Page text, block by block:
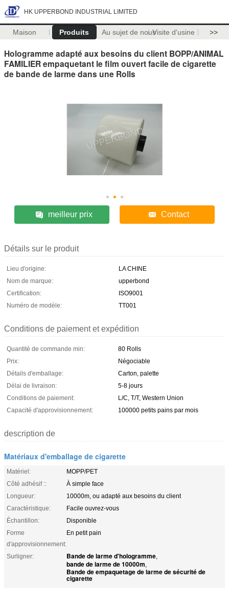
HK UPPERBOND INDUSTRIAL LIMITED
Maison Produits Au sujet de nousVisite d'usine >>
Hologramme adapté aux besoins du client BOPP/ANIMAL
FAMILIER empaquetant le film ouvert facile de cigarette
de bande de larme dans une Rolls
meilleur prix Contact
Détails sur le produit
Lieu d'origine:
LA CHINE
Nom de marque:
upperbond
Certification:
ISO9001
Numéro de modèle:
TT001
Conditions de paiement et expédition
Quantité de commande min:
80 Rolls
Prix:
Négociable
Détails d'emballage:
Carton, palette
Délai de livraison:
5-8 jours
Conditions de paiement:
L/C, T/T, Western Union
Capacité d'approvisionnement:
100000 petits pains par mois
description de
Matériaux d'emballage de cigarette
Matériel:
MOPP/PET
Côté adhésif ::
À simple face
Longueur:
10000m, ou adapté aux besoins du client
Caractéristique:
Facile ouvrez-vous
Échantillon:
Disponible
Forme
d'approvisionnement:
En petit pain
Surligner: Bande de larme d'hologramme,
bande de larme de 10000m,
Bande de empaquetage de larme de sécurité de
cigarette